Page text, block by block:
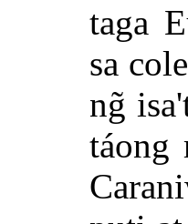
taga
sa
ng̃
táong